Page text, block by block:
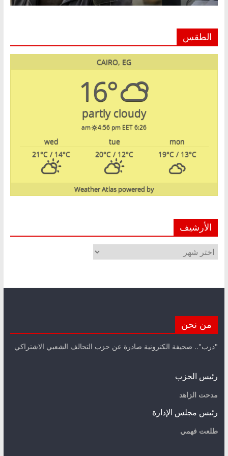
الطقس
CAIRO, EG
16°
partly cloudy
6:26 am
4:56 pm EET
mon
tue
wed
19°C/ 13°C
20°C / 12°C
21°C / 14°C
powered by
Weather Atlas
الأرشيف
الأرشيف
من نحن
"درب".. صحيفة الكترونية صادرة عن حزب التحالف الشعبي الاشتراكي
رئيس الحزب
مدحت الزاهد
رئيس مجلس الإدارة
طلعت فهمي